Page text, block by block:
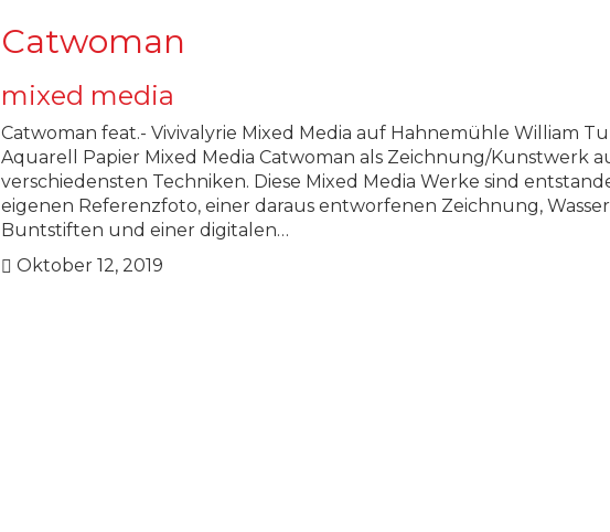
Catwoman
mixed media
Catwoman feat.- Vivivalyrie Mixed Media auf Hahnemühle William
Aquarell Papier Mixed Media Catwoman als Zeichnung/Kunstwerk
verschiedensten Techniken. Diese Mixed Media Werke sind
eigenen Referenzfoto, einer daraus entworfenen Zeichnung,
Buntstiften und einer digitalen…
Oktober 12, 2019